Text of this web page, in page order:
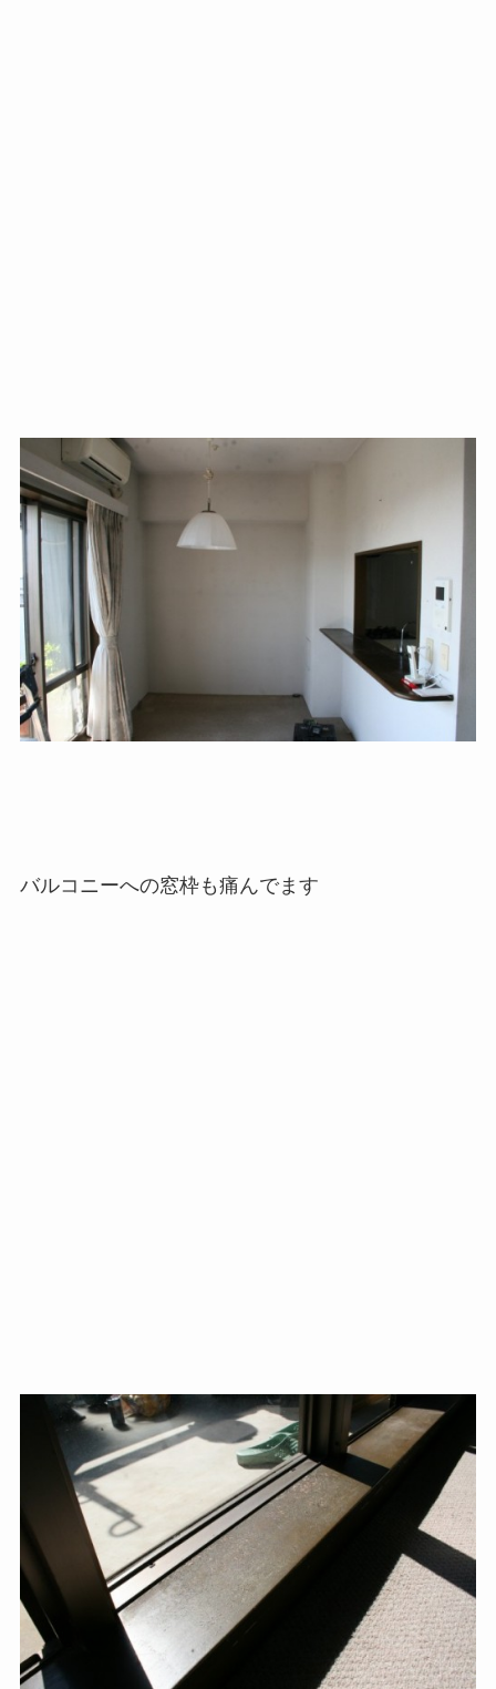
バルコニーへの窓枠も痛んでます